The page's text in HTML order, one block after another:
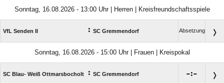
Sonntag, 16.08.2026 - 13:00 Uhr | Herren | Kreisfreundschaftsspiele
VfL Senden II : SC Gremmendorf Absetzung
Sonntag, 16.08.2026 - 15:00 Uhr | Frauen | Kreispokal
SC Blau- Weiß Ottmarsbocholt : SC Gremmendorf :